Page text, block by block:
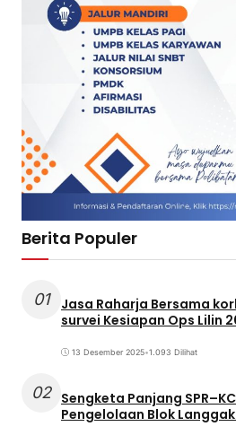
Berita Populer
01
Jasa Raharja Bersama
survei Kesiapan Ops Lilin
13 Desember 2025•1.093 Dilihat
02 Sengketa Panjang
Pengelolaan Blok